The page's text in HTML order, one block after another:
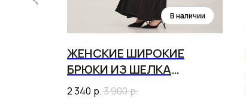
ЖЕНСКИЕ ШИРОКИЕ
БРЮКИ ИЗ ШЕЛКА
АРМАНИ (ЧЕРНЫЕ В
2 340 р.3 900р.